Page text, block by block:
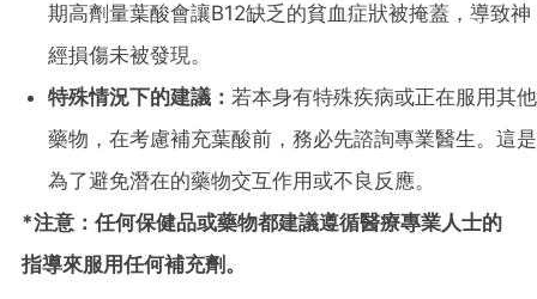
期高劑量葉酸會讓B12缺乏的貧血症狀被掩蓋，導致神
經損傷未被發現。
特殊情況下的建議： 若本身有特殊疾病或正在服用其他
藥物，在考慮補充葉酸前，務必先諮詢專業醫生。這是
為了避免潛在的藥物交互作用或不良反應。
*注意：任何保健品或藥物都建議遵循醫療專業人士的
指導來服用任何補充劑。